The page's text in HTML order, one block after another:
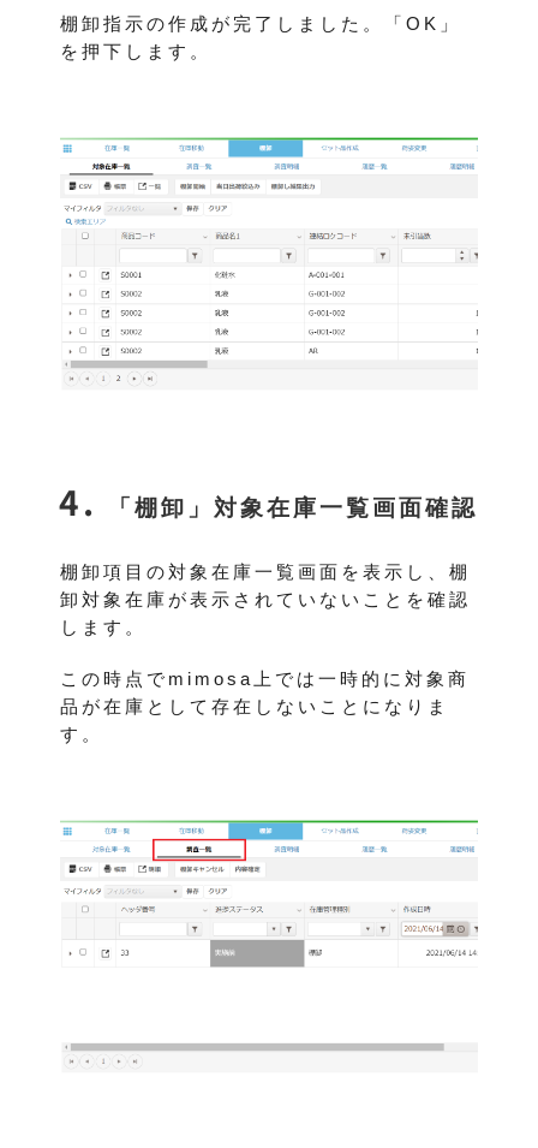
棚卸指示の作成が完了しました。「OK」
を押下します。
「棚卸」対象在庫一覧画面確認
棚卸項目の対象在庫一覧画面を表示し、棚
卸対象在庫が表示されていないことを確認
します。
この時点でmimosa上では一時的に対象商
品が在庫として存在しないことになりま
す。